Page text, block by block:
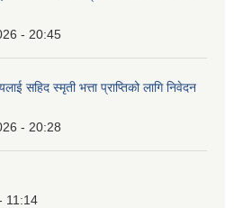
- 20:45
सहिद स्मृती भत्ता प्राप्तिको लागि निवेदन
- 20:28
11:14